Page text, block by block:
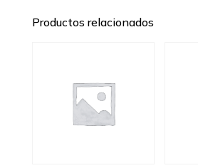
Productos relacionados